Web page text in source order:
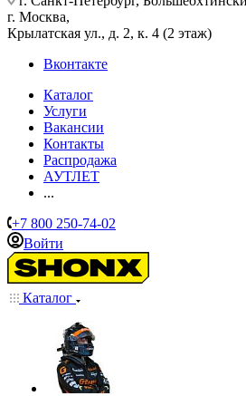
г. Москва,
Крылатская ул., д. 2, к. 4 (2 этаж)
Вконтакте
Каталог
Услуги
Вакансии
Контакты
Распродажа
АУТЛЕТ
...
+7 800 250-74-02
Войти
Каталог